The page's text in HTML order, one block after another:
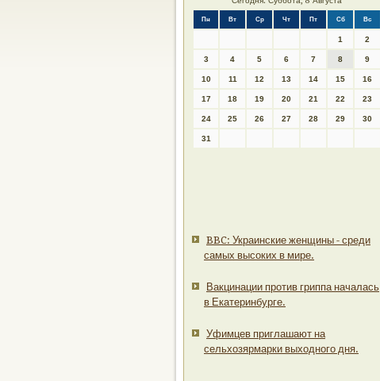
Пн Вт Ср Чт Пт Сб Вс
1 2
3 4 5 6 7 8 9
10 11 12 13 14 15 16
17 18 19 20 21 22 23
24 25 26 27 28 29 30
31
BBC: Украинские женщины - среди
самых высоких в мире.
Вакцинации против гриппа началась
в Екатеринбурге.
Уфимцев приглашают на
сельхозярмарки выходного дня.